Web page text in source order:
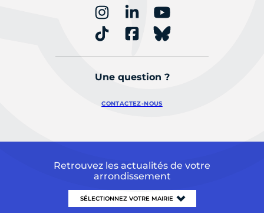
Une question ?
CONTACTEZ-NOUS
Retrouvez les actualités de votre
arrondissement